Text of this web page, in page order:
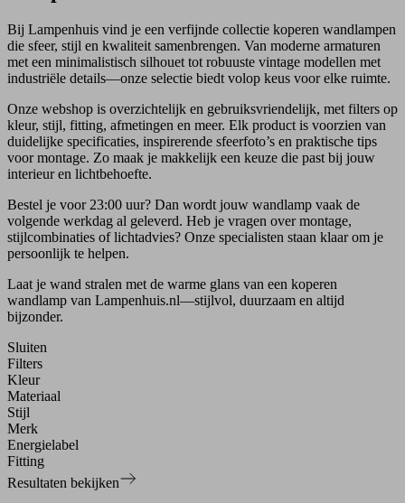
Bij Lampenhuis vind je een verfijnde collectie koperen wandlampen
die sfeer, stijl en kwaliteit samenbrengen. Van moderne armaturen
met een minimalistisch silhouet tot robuuste vintage modellen met
industriële details—onze selectie biedt volop keus voor elke ruimte.
Onze webshop is overzichtelijk en gebruiksvriendelijk, met filters op
kleur, stijl, fitting, afmetingen en meer. Elk product is voorzien van
duidelijke specificaties, inspirerende sfeerfoto’s en praktische tips
voor montage. Zo maak je makkelijk een keuze die past bij jouw
interieur en lichtbehoefte.
Bestel je voor 23:00 uur? Dan wordt jouw wandlamp vaak de
volgende werkdag al geleverd. Heb je vragen over montage,
stijlcombinaties of lichtadvies? Onze specialisten staan klaar om je
persoonlijk te helpen.
Laat je wand stralen met de warme glans van een koperen
wandlamp van Lampenhuis.nl—stijlvol, duurzaam en altijd
bijzonder.
Sluiten
Filters
Kleur
Materiaal
Stijl
Merk
Energielabel
Fitting
Resultaten bekijken